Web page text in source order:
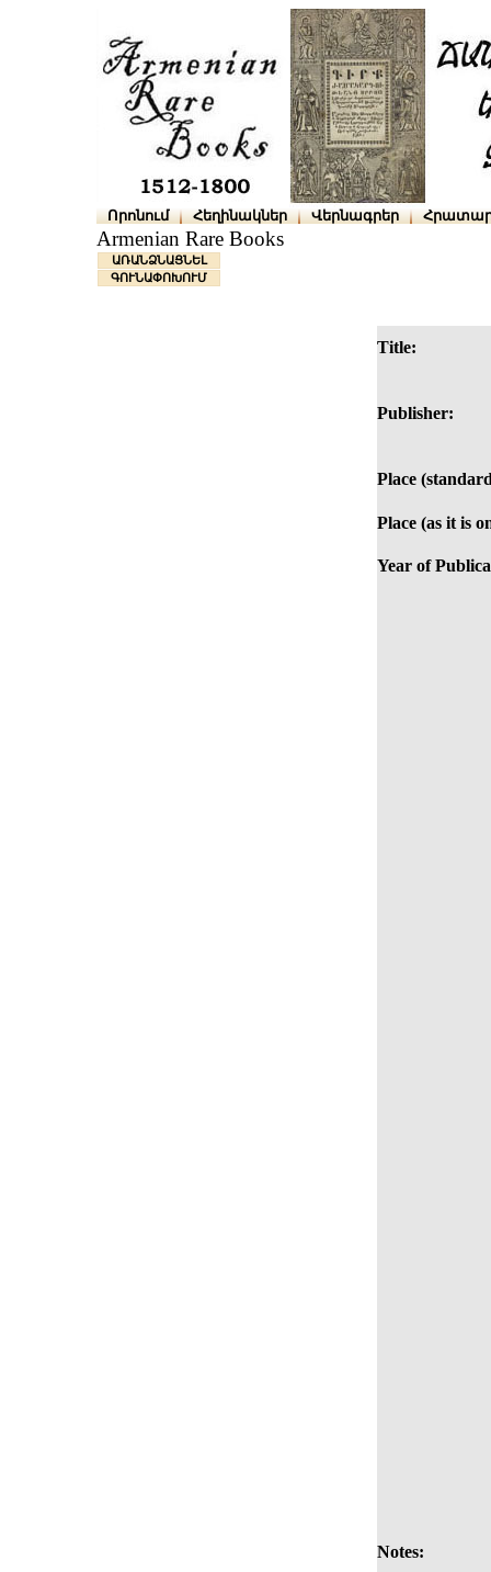
Որոնում Հեղինակներ Վերնագրեր
Armenian Rare Books
ԱՌԱՆՁՆԱՑՆԵԼ
ԳՈՒՆԱՓՈԽՈՒՄ
Title:
Publisher:
Place
Place (as it is
Year of
Notes: